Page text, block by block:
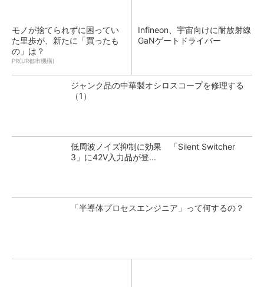
モノが捨てられずに困ってい
た里歩が、新たに「買ったも
の」は？
PR(UR都市機構)
Infineon、宇宙向けに耐放射線
GaNゲートドライバー
ジャンク品の中華製オシロスコープを修理する
（1）
低周波ノイズ抑制に効果 「Silent Switcher
3」に42V入力品が登...
「半導体プロセスエンジニア」って何するの？